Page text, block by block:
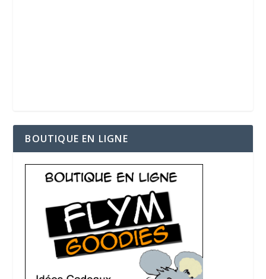
BOUTIQUE EN LIGNE